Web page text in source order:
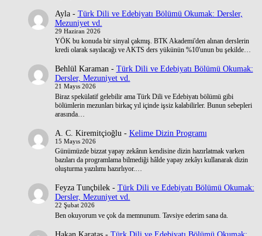
Ayla- Türk Dili ve Edebiyatı Bölümü Okumak: Dersler,
Mezuniyet vd.
29 Haziran 2026
YÖK bu konuda bir sinyal çakmış. BTK Akademi'den alınan derslerin
kredi olarak sayılacağı ve AKTS ders yükünün %10'unun bu şekilde…
Behlül Karaman- Türk Dili ve Edebiyatı Bölümü Okumak:
Dersler, Mezuniyet vd.
21 Mayıs 2026
Biraz spekülatif gelebilir ama Türk Dili ve Edebiyatı bölümü gibi
bölümlerin mezunları birkaç yıl içinde işsiz kalabilirler. Bunun sebepleri
arasında…
A. C. Kiremitçioğlu - Kelime Dizin Programı
15 Mayıs 2026
Günümüzde bizzat yapay zekânın kendisine dizin hazırlatmak varken
bazıları da programlama bilmediği hâlde yapay zekâyı kullanarak dizin
oluşturma yazılımı hazırlıyor.…
Feyza Tunçbilek- Türk Dili ve Edebiyatı Bölümü Okumak:
Dersler, Mezuniyet vd.
22 Şubat 2026
Ben okuyorum ve çok da memnunum. Tavsiye ederim sana da.